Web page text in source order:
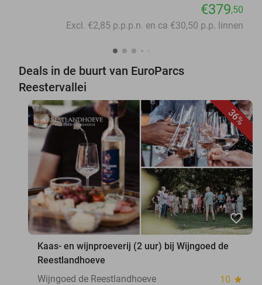
€379,50
Excl. €2,85 p.p.p.n. en ca €30,50 p.p. linnen
Deals in de buurt van EuroParcs
Reestervallei
36%
favorite_border
Kaas- en wijnproeverij (2 uur) bij Wijngoed de
Reestlandhoeve
Wijngoed de Reestlandhoeve
10 star